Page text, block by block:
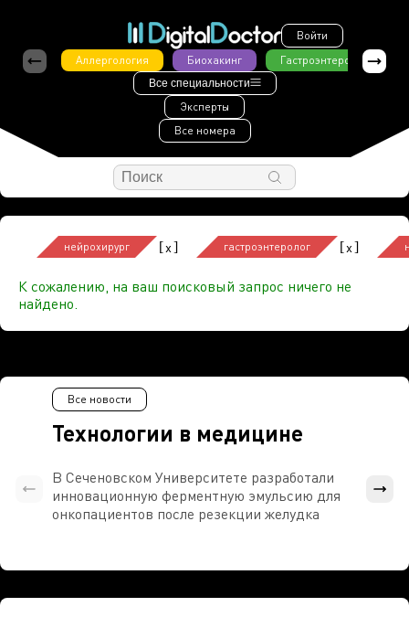
Войти
Аллергология
Биохакинг Гастроэнтерология
Все специальности
Эксперты
Все номера
нейрохирург [x] гастроэнтеролог [x]
К сожалению, на ваш поисковый запрос ничего не
найдено.
Технологии в медицине
Все новости
В Сеченовском Университете разработали
инновационную ферментную эмульсию для
онкопациентов после резекции желудка